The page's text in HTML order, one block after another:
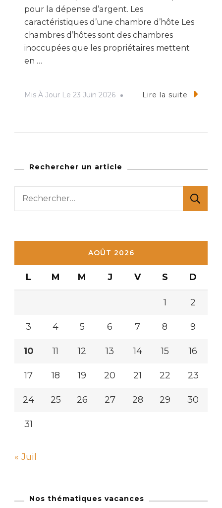
pour la dépense d’argent. Les
caractéristiques d’une chambre d’hôte Les
chambres d’hôtes sont des chambres
inoccupées que les propriétaires mettent
en …
Mis À Jour Le 23 Juin 2026 Lire la suite
Rechercher un article
Rechercher :
AOÛT 2026
L M M J V S D
1 2
3 4 5 6 7 8 9
10 11 12 13 14 15 16
17 18 19 20 21 22 23
24 25 26 27 28 29 30
31
« Juil
Nos thématiques vacances